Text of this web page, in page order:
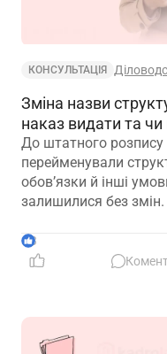
КОНСУЛЬТАЦІЯ
Зміна назви
наказ видати та
До штатного розпису
перейменували
обов’язки й інші
залишилися без
підрозділі з новою
переміщення? Чи
зміною істотних
був обліковцем
3